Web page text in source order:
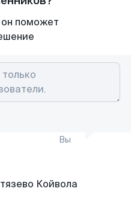
поможет
Вы